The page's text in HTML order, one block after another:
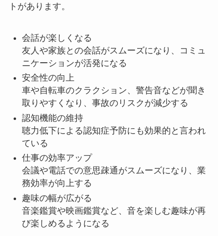
トがあります。
会話が楽しくなる
友人や家族との会話がスムーズになり、コミュ
ニケーションが活発になる
安全性の向上
車や自転車のクラクション、警告音などが聞き
取りやすくなり、事故のリスクが減少する
認知機能の維持
聴力低下による認知症予防にも効果的と言われ
ている
仕事の効率アップ
会議や電話での意思疎通がスムーズになり、業
務効率が向上する
趣味の幅が広がる
音楽鑑賞や映画鑑賞など、音を楽しむ趣味が再
び楽しめるようになる